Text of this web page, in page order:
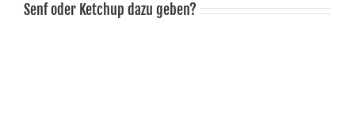
Senf oder Ketchup dazu geben?